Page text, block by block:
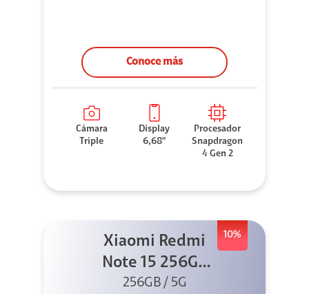
Conoce más
Cámara
Triple
Display
6,68"
Procesador
Snapdragon
4 Gen 2
10%
Xiaomi Redmi
Note 15 256GB
5G Negro
256GB / 5G